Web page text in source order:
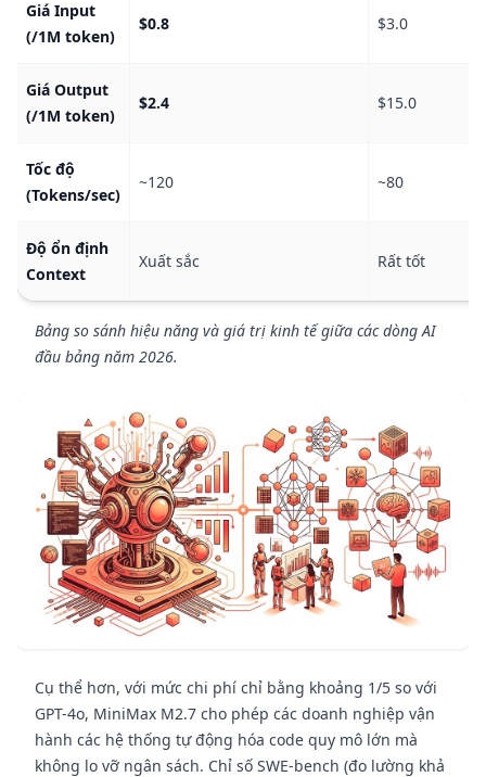
Giá Input
(/1M token)
$0.8 $3.0
Giá Output
(/1M token)
$2.4 $15.0
Tốc độ
(Tokens/sec)
~120 ~80
Độ ổn định
Context
Xuất sắc Rất tốt
Bảng so sánh hiệu năng và giá trị kinh tế giữa các dòng AI
đầu bảng năm 2026.
Cụ thể hơn, với mức chi phí chỉ bằng khoảng 1/5 so với
GPT-4o, MiniMax M2.7 cho phép các doanh nghiệp vận
hành các hệ thống tự động hóa code quy mô lớn mà
không lo vỡ ngân sách. Chỉ số SWE-bench (đo lường khả